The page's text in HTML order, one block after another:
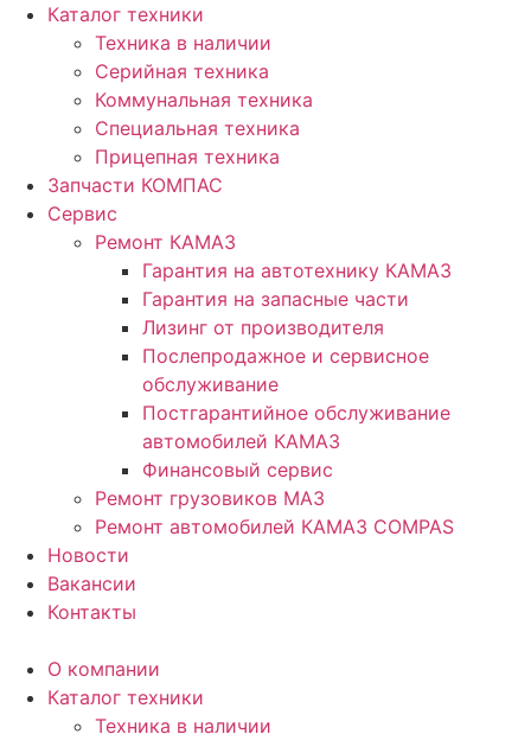
Каталог техники
Техника в наличии
Серийная техника
Коммунальная техника
Специальная техника
Прицепная техника
Запчасти КОМПАС
Сервис
Ремонт КАМАЗ
Гарантия на автотехнику КАМАЗ
Гарантия на запасные части
Лизинг от производителя
Послепродажное и сервисное
обслуживание
Постгарантийное обслуживание
автомобилей КАМАЗ
Финансовый сервис
Ремонт грузовиков МАЗ
Ремонт автомобилей КАМАЗ COMPAS
Новости
Вакансии
Контакты
О компании
Каталог техники
Техника в наличии